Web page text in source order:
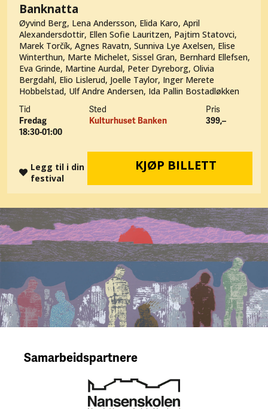
Banknatta
Øyvind Berg, Lena Andersson, Elida Karo, April
Alexandersdottir, Ellen Sofie Lauritzen, Pajtim Statovci,
Marek Torčík, Agnes Ravatn, Sunniva Lye Axelsen, Elise
Winterthun, Marte Michelet, Sissel Gran, Bernhard Ellefsen,
Eva Grinde, Martine Aurdal, Peter Dyreborg, Olivia
Bergdahl, Elio Lislerud, Joelle Taylor, Inger Merete
Hobbelstad, Ulf Andre Andersen, Ida Pallin Bostadløkken
Tid
Fredag
18:30-01:00
Sted
Kulturhuset Banken
Pris
399,–
KJØP BILLETT
Legg til i din
festival
Samarbeidspartnere